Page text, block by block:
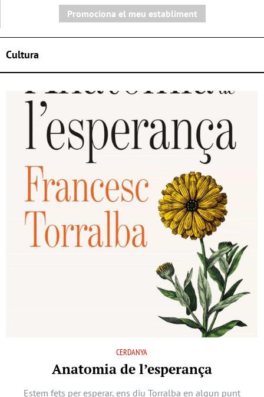
Promociona el meu establiment
Cultura
CERDANYA
Anatomia de l’esperança
Estem fets per esperar, ens diu Torralba en algun punt